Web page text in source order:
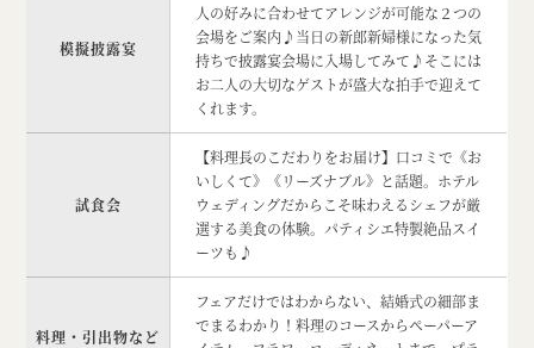
模擬披露宴
人の好みに合わせてアレンジが可能な２つの
会場をご案内♪当日の新郎新婦様になった気
持ちで披露宴会場に入場してみて♪そこには
お二人の大切なゲストが盛大な拍手で迎えて
くれます。
試食会
【料理長のこだわりをお届け】口コミで《お
いしくて》《リーズナブル》と話題。ホテル
ウェディングだからこそ味わえるシェフが厳
選する美食の体験。パティシエ特製絶品スイ
ーツも♪
料理・引出物など
フェアだけではわからない、結婚式の細部ま
でまるわかり！料理のコースからペーパーア